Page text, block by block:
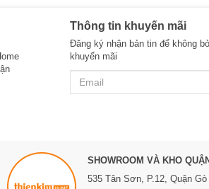
Thông tin khuyến mãi
Đăng ký nhận bản tin để không
khuyến mãi
SHOWROOM VÀ KHO
535 Tân Sơn, P.12, Quận Gò